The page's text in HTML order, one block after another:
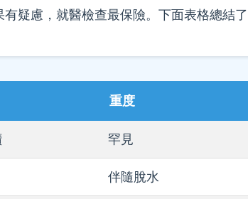
疑慮，就醫檢查最保險。下面表格總結了
重度
罕見
伴隨脫水